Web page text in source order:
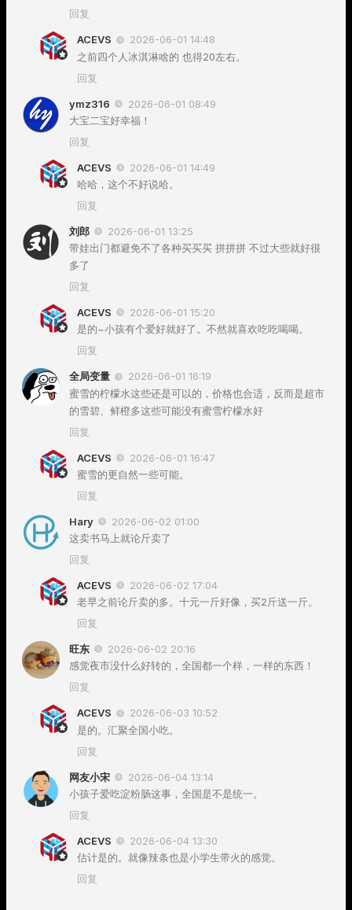
回复
ACEVS
2026-06-01 14:48
之前四个人冰淇淋啥的 也得20左右。
回复
ymz316
2026-06-01 08:49
大宝二宝好幸福！
回复
ACEVS
2026-06-01 14:49
哈哈，这个不好说哈。
回复
刘郎
2026-06-01 13:25
带娃出门都避免不了各种买买买 拼拼拼 不过大些就好很
多了
回复
ACEVS
2026-06-01 15:20
是的~小孩有个爱好就好了。不然就喜欢吃吃喝喝。
回复
全局变量
2026-06-01 16:19
蜜雪的柠檬水这些还是可以的，价格也合适，反而是超市
的雪碧、鲜橙多这些可能没有蜜雪柠檬水好
回复
ACEVS
2026-06-01 16:47
蜜雪的更自然一些可能。
回复
Hary
2026-06-02 01:00
这卖书马上就论斤卖了
回复
ACEVS
2026-06-02 17:04
老早之前论斤卖的多。十元一斤好像，买2斤送一斤。
回复
旺东
2026-06-02 20:16
感觉夜市没什么好转的，全国都一个样，一样的东西！
回复
ACEVS
2026-06-03 10:52
是的。汇聚全国小吃。
回复
网友小宋
2026-06-04 13:14
小孩子爱吃淀粉肠这事，全国是不是统一。
回复
ACEVS
2026-06-04 13:30
估计是的。就像辣条也是小学生带火的感觉。
回复